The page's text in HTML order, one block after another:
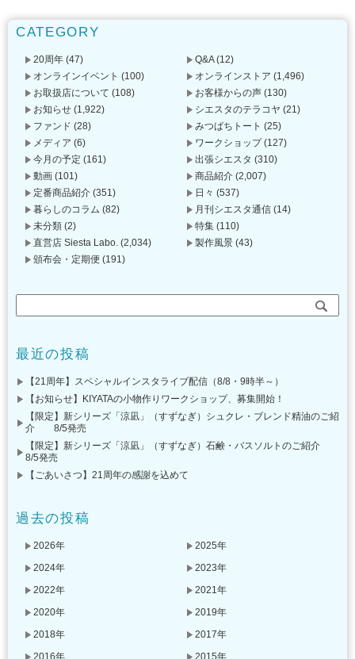
CATEGORY
20周年 (47) Q&A(12)
オンラインイベント (100) オンラインストア (1,496)
お取扱店について (108) お客様からの声 (130)
お知らせ (1,922) シエスタのテラコヤ (21)
ファンド (28) みつばちトート (25)
メディア (6) ワークショップ(127)
今月の予定 (161) 出張シエスタ (310)
動画 (101) 商品紹介 (2,007)
定番商品紹介 (351) 日々 (537)
暮らしのコラム (82) 月刊シエスタ通信 (14)
未分類 (2) 特集 (110)
直営店 Siesta Labo. (2,034) 製作風景 (43)
頒布会・定期便 (191)
最近の投稿
【21周年】スペシャルインスタライブ配信（8/8・9時半～）
【お知らせ】KIYATAの小物作りワークショップ、募集開始！
【限定】新シリーズ「涼凪」（すずなぎ）シュクレ・ブレンド精油のご紹
介 8/5発売
【限定】新シリーズ「涼凪」（すずなぎ）石鹸・バスソルトのご紹介
8/5発売
【ごあいさつ】21周年の感謝を込めて
過去の投稿
2026年
2025年
2024年
2023年
2022年
2021年
2020年
2019年
2018年
2017年
2016年
2015年